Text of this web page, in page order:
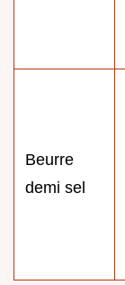
Beurre
demi sel